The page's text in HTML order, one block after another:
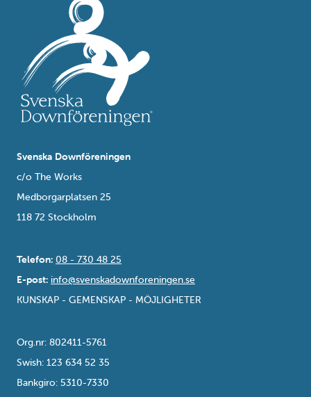
Svenska Downföreningen
c/o The Works
Medborgarplatsen 25
118 72 Stockholm
Telefon: 08 - 730 48 25
E-post: info@svenskadownforeningen.se
KUNSKAP - GEMENSKAP - MÖJLIGHETER
Org.nr: 802411-5761
Swish: 123 634 52 35
Bankgiro: 5310-7330